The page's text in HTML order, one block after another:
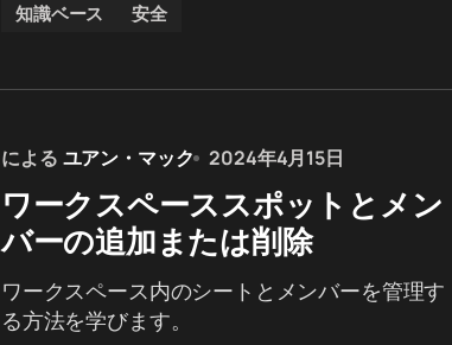
知識ベース 安全
による ユアン・マック 2024年4月15日
ワークスペーススポットとメン
バーの追加または削除
ワークスペース内のシートとメンバーを管理す
る方法を学びます。